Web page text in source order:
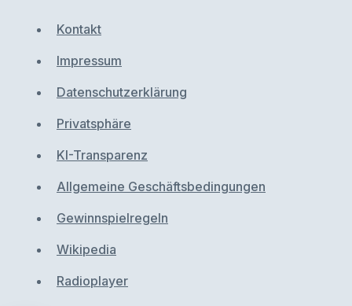
Kontakt
Impressum
Datenschutzerklärung
Privatsphäre
KI-Transparenz
Allgemeine Geschäftsbedingungen
Gewinnspielregeln
Wikipedia
Radioplayer